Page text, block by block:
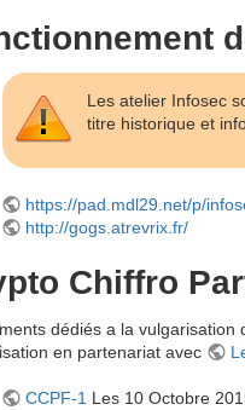
Les atelier Infosec
titre historique et
https://pad.mdl29.net/p/
http://gogs.atrevrix.fr/
Chiffro
dédiés a la vulgarisation
en partenariat avec
CCPF-1Les 10 Octobre